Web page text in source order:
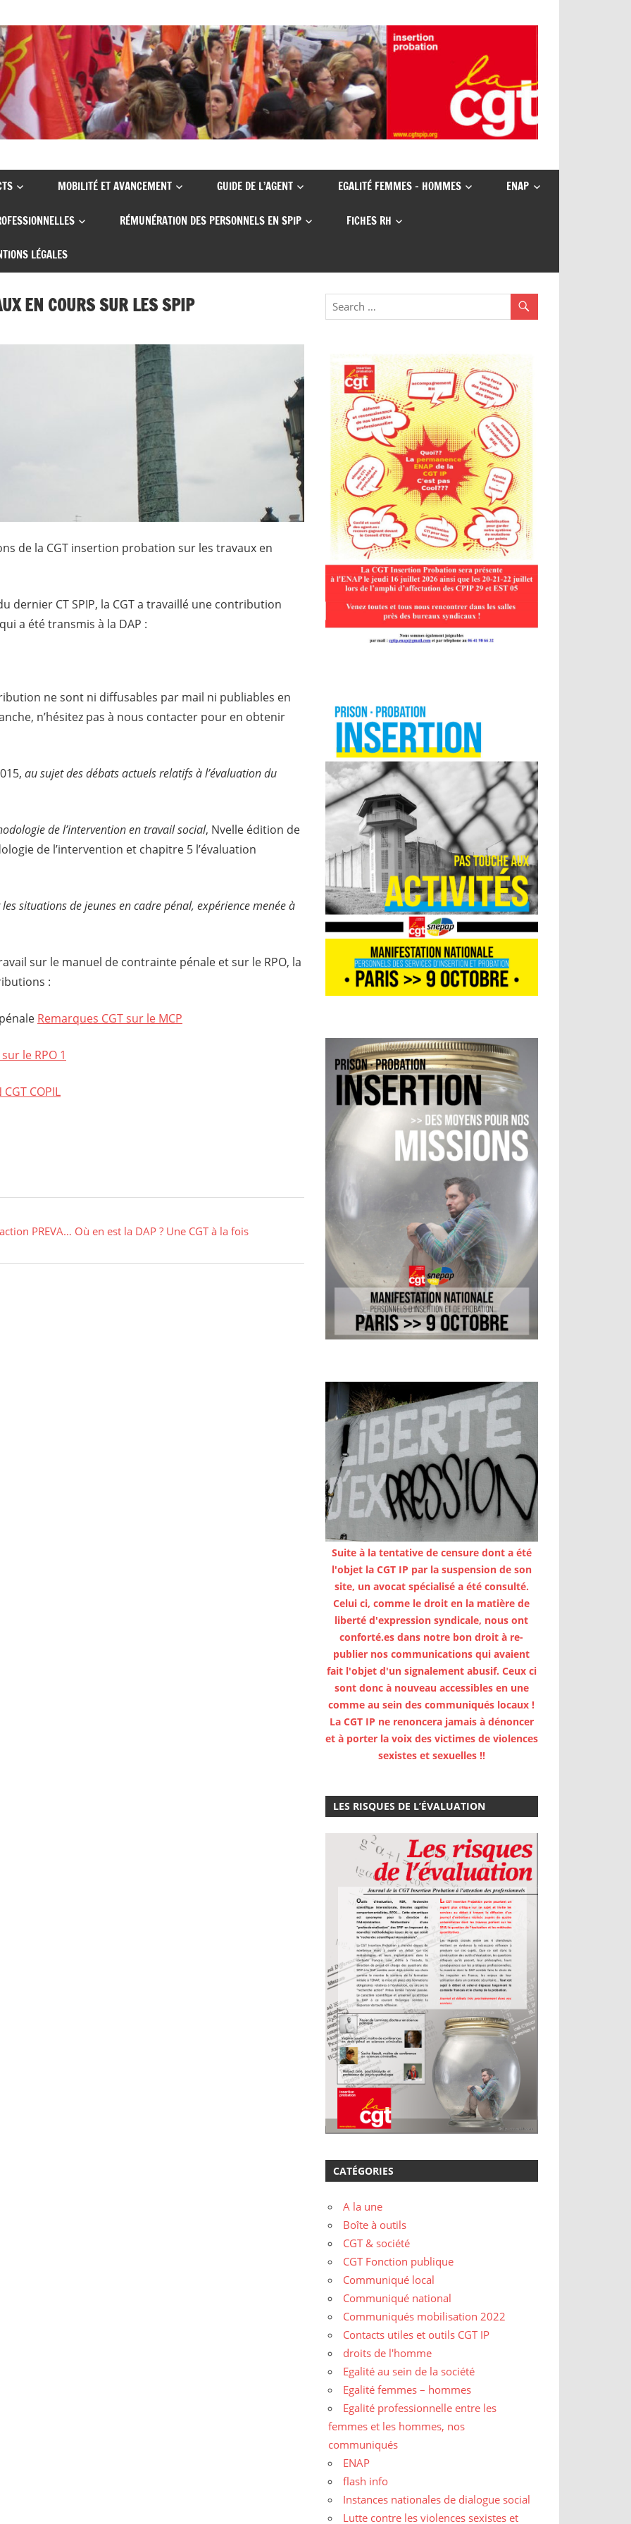
MOBILITÉ ET AVANCEMENT GUIDE DE L’AGENT EGALITÉ FEMMES – HOMMES ENAP
RÉMUNÉRATION DES PERSONNELS EN SPIP FICHES RH
LÉGALES
EN COURS SUR LES SPIP
de la CGT insertion probation sur les travaux en
dernier CT SPIP, la CGT a travaillé une contribution
a été transmis à la DAP :
ne sont ni diffusables par mail ni publiables en
n’hésitez pas à nous contacter pour en obtenir
au sujet des débats actuels relatifs à l’évaluation du
de l’intervention en travail social, Nvelle édition de
de l’intervention et chapitre 5 l’évaluation
les situations de jeunes en cadre pénal, expérience menée à
sur le manuel de contrainte pénale et sur le RPO, la
:
Remarques CGT sur le MCP
le RPO 1
CGT COPIL
PREVA… Où en est la DAP ? Une CGT à la fois
Suite à la tentative de censure dont a été
l'objet la CGT IP par la suspension de son
site, un avocat spécialisé a été consulté.
Celui ci, comme le droit en la matière de
liberté d'expression syndicale, nous ont
conforté.es dans notre bon droit à re-
publier nos communications qui avaient
fait l'objet d'un signalement abusif. Ceux ci
sont donc à nouveau accessibles en une
comme au sein des communiqués locaux !
La CGT IP ne renoncera jamais à dénoncer
et à porter la voix des victimes de violences
sexistes et sexuelles !!
LES RISQUES DE L’ÉVALUATION
CATÉGORIES
A la une
Boîte à outils
CGT & société
CGT Fonction publique
Communiqué local
Communiqué national
Communiqués mobilisation 2022
Contacts utiles et outils CGT IP
droits de l'homme
Egalité au sein de la société
Egalité femmes – hommes
Egalité professionnelle entre les
femmes et les hommes, nos
communiqués
ENAP
flash info
Instances nationales de dialogue social
Lutte contre les violences sexistes et